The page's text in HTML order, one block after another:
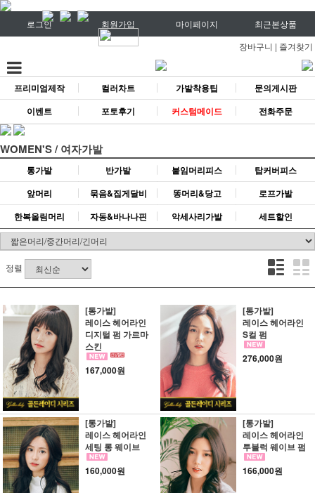
로그인 회원가입 마이페이지
최근본상품
장바구니 | 즐겨찾기
프리미엄제작 컬러차트 가발착용팁
문의게시판
이벤트
포토후기 커스텀메이드 전화주문
WOMEN'S / 여자가발
통가발 반가발 붙임머리피스
탑커버피스
앞머리
묶음&집게달비 똥머리&당고
로프가발
한복올림머리
자동&바나나핀 악세사리가발 세트할인
정렬
[통가발]
레이스 헤어라인
디지털 펌 가르마
스킨
167,000원
[통가발]
레이스 헤어라인
S컬 펌
276,000원
[통가발]
레이스 헤어라인
세팅 롱 웨이브
160,000원
[통가발]
레이스 헤어라인
투블럭 웨이브 펌
166,000원